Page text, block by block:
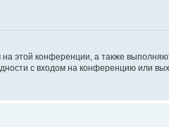
этой конференции, а также
с входом на конференцию или